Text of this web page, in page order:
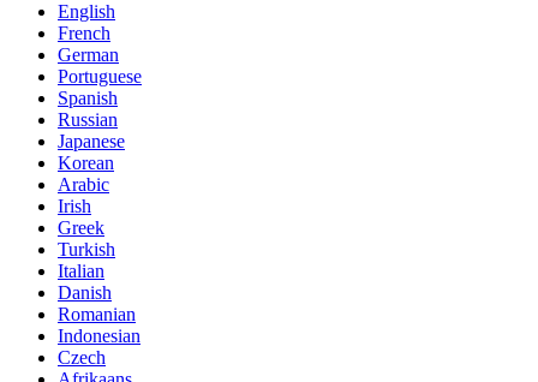
English
French
German
Portuguese
Spanish
Russian
Japanese
Korean
Arabic
Irish
Greek
Turkish
Italian
Danish
Romanian
Indonesian
Czech